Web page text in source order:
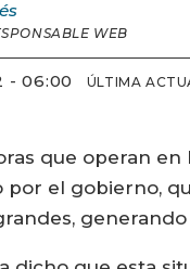
WEB
- 06:00 ÚLTIMA
que operan
por el gobierno,